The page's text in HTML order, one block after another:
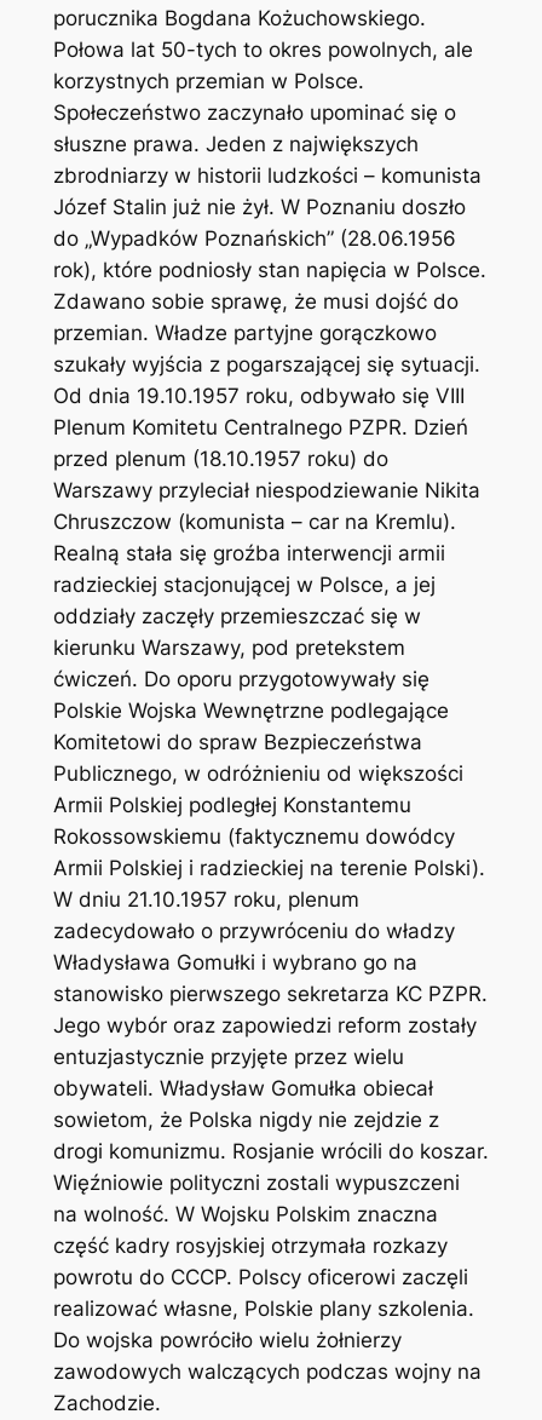
porucznika Bogdana Kożuchowskiego.
Połowa lat 50-tych to okres powolnych, ale
korzystnych przemian w Polsce.
Społeczeństwo zaczynało upominać się o
słuszne prawa. Jeden z największych
zbrodniarzy w historii ludzkości – komunista
Józef Stalin już nie żył. W Poznaniu doszło
do „Wypadków Poznańskich” (28.06.1956
rok), które podniosły stan napięcia w Polsce.
Zdawano sobie sprawę, że musi dojść do
przemian. Władze partyjne gorączkowo
szukały wyjścia z pogarszającej się sytuacji.
Od dnia 19.10.1957 roku, odbywało się VIII
Plenum Komitetu Centralnego PZPR. Dzień
przed plenum (18.10.1957 roku) do
Warszawy przyleciał niespodziewanie Nikita
Chruszczow (komunista – car na Kremlu).
Realną stała się groźba interwencji armii
radzieckiej stacjonującej w Polsce, a jej
oddziały zaczęły przemieszczać się w
kierunku Warszawy, pod pretekstem
ćwiczeń. Do oporu przygotowywały się
Polskie Wojska Wewnętrzne podlegające
Komitetowi do spraw Bezpieczeństwa
Publicznego, w odróżnieniu od większości
Armii Polskiej podległej Konstantemu
Rokossowskiemu (faktycznemu dowódcy
Armii Polskiej i radzieckiej na terenie Polski).
W dniu 21.10.1957 roku, plenum
zadecydowało o przywróceniu do władzy
Władysława Gomułki i wybrano go na
stanowisko pierwszego sekretarza KC PZPR.
Jego wybór oraz zapowiedzi reform zostały
entuzjastycznie przyjęte przez wielu
obywateli. Władysław Gomułka obiecał
sowietom, że Polska nigdy nie zejdzie z
drogi komunizmu. Rosjanie wrócili do koszar.
Więźniowie polityczni zostali wypuszczeni
na wolność. W Wojsku Polskim znaczna
część kadry rosyjskiej otrzymała rozkazy
powrotu do CCCP. Polscy oficerowi zaczęli
realizować własne, Polskie plany szkolenia.
Do wojska powróciło wielu żołnierzy
zawodowych walczących podczas wojny na
Zachodzie.